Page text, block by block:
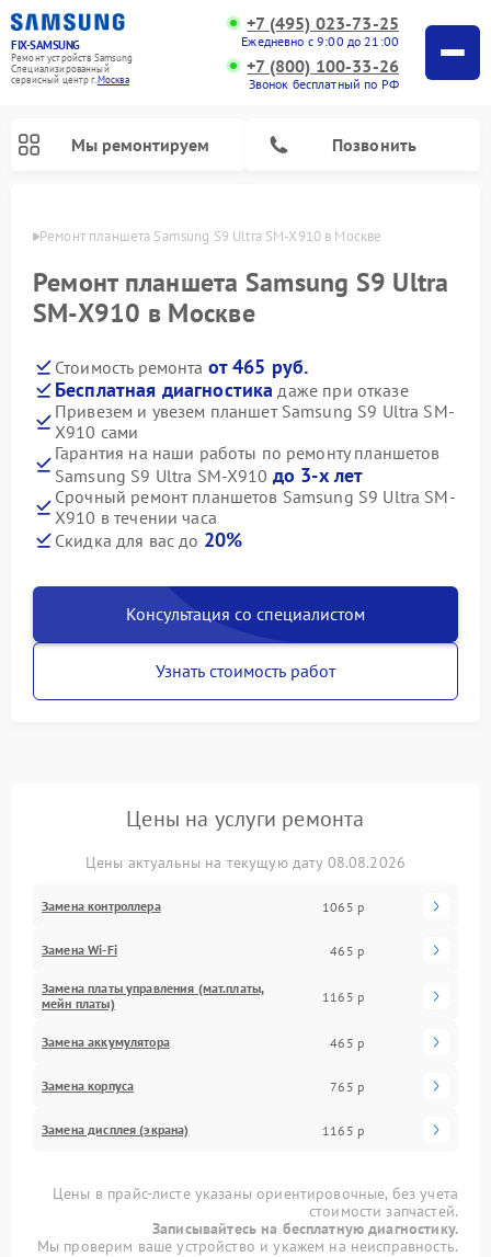
FIX-SAMSUNG
Ремонт устройств Samsung
Специализированный
cервисный центр г.Москва
+7 (495) 023-73-25
Ежедневно с 9:00 до 21:00
+7 (800) 100-33-26
Звонок бесплатный по РФ
Мы ремонтируем Позвонить
Ремонт планшета Samsung S9 Ultra SM-X910 в Москве
Ремонт планшета Samsung S9 Ultra
SM-X910 в Москве
Стоимость ремонта от 465 руб.
Бесплатная диагностика даже при отказе
Привезем и увезем планшет Samsung S9 Ultra SM-
X910 сами
Гарантия на наши работы по ремонту планшетов
Samsung S9 Ultra SM-X910 до 3-х лет
Срочный ремонт планшетов Samsung S9 Ultra SM-
X910 в течении часа
Скидка для вас до 20%
Консультация со специалистом
Узнать стоимость работ
Цены на услуги ремонта
Цены актуальны на текущую дату 08.08.2026
Замена контроллера 1065 р
Замена Wi-Fi 465 р
Замена платы управления (мат.платы,
мейн платы)
1165 р
Замена аккумулятора 465 р
Замена корпуса 765 р
Замена дисплея (экрана) 1165 р
Цены в прайс-листе указаны ориентировочные, без учета
стоимости запчастей.
Записывайтесь на бесплатную диагностику.
Мы проверим ваше устройство и укажем на неисправность.